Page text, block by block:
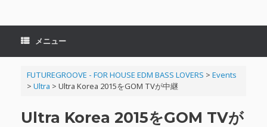
メニュー
FUTUREGROOVE - FOR HOUSE EDM BASS LOVERS > Events
> Ultra > Ultra Korea 2015をGOM TVが中継
Ultra Korea 2015をGOM TVが